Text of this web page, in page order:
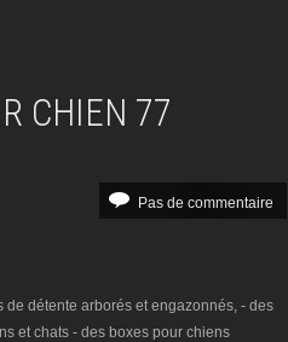
CHIEN 77
Pas de commentaire
de détente arborés et engazonnés, - des
et chats - des boxes pour chiens